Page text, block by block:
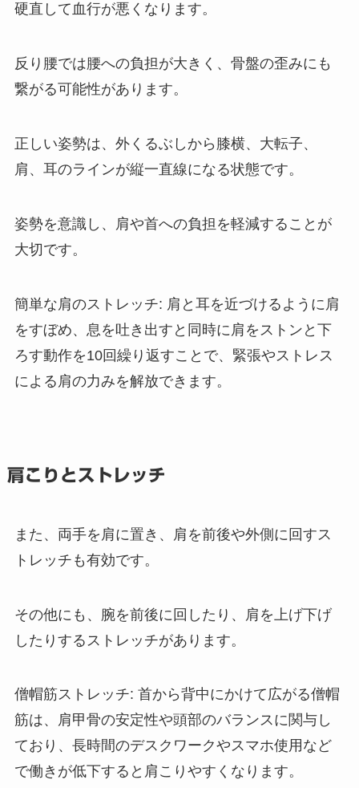
硬直して血行が悪くなります。
反り腰では腰への負担が大きく、骨盤の歪みにも
繋がる可能性があります。
正しい姿勢は、外くるぶしから膝横、大転子、
肩、耳のラインが縦一直線になる状態です。
姿勢を意識し、肩や首への負担を軽減することが
大切です。
簡単な肩のストレッチ: 肩と耳を近づけるように肩
をすぼめ、息を吐き出すと同時に肩をストンと下
ろす動作を10回繰り返すことで、緊張やストレス
による肩の力みを解放できます。
肩こりとストレッチ
また、両手を肩に置き、肩を前後や外側に回すス
トレッチも有効です。
その他にも、腕を前後に回したり、肩を上げ下げ
したりするストレッチがあります。
僧帽筋ストレッチ: 首から背中にかけて広がる僧帽
筋は、肩甲骨の安定性や頭部のバランスに関与し
ており、長時間のデスクワークやスマホ使用など
で働きが低下すると肩こりやすくなります。